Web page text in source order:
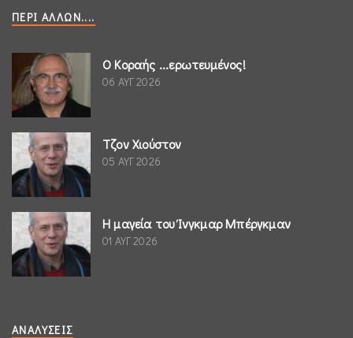
ΠΕΡΊ ΆΛΛΩΝ....
Ο Κοραής ...ερωτευμένος!
06 ΑΥΓ 2026
Τζον Χιούστον
05 ΑΥΓ 2026
Η μαγεία του Ίνγκμαρ Μπέργκμαν
01 ΑΥΓ 2026
ΑΝΑΛΎΣΕΙΣ